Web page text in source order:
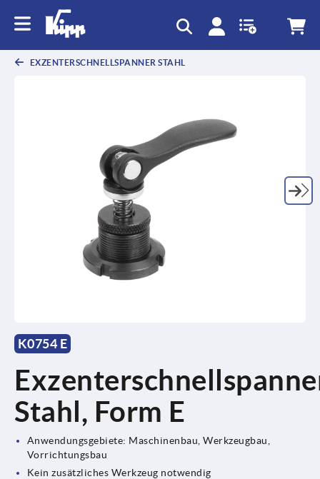
EXZENTERSCHNELLSPANNER STAHL
K0754 E
Stahl, Form E
Anwendungsgebiete: Maschinenbau, Werkzeugbau,
Vorrichtungsbau
Kein zusätzliches Werkzeug notwendig